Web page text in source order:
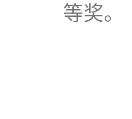
等奖。